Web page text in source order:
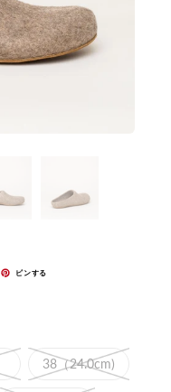
ピンする
38（24.0cm)